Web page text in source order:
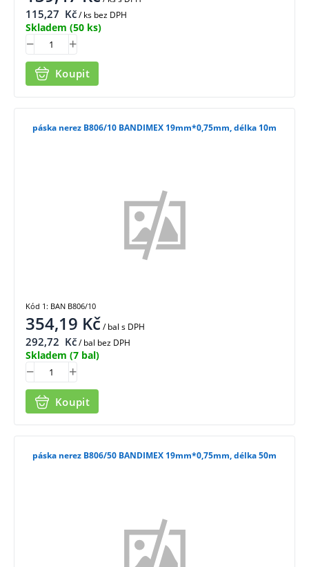
115,27 Kč/ ks bez DPH
Skladem (50 ks)
Koupit
páska nerez B806/10 BANDIMEX 19mm*0,75mm, délka 10m
354,19 Kč/ bal s DPH
292,72 Kč/ bal bez DPH
Skladem (7 bal)
Koupit
Kód 1: BAN B806/10
páska nerez B806/50 BANDIMEX 19mm*0,75mm, délka 50m